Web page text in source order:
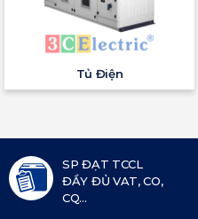
Tủ Điện
SP ĐẠT TCCL
ĐẦY ĐỦ VAT, CO,
CQ...